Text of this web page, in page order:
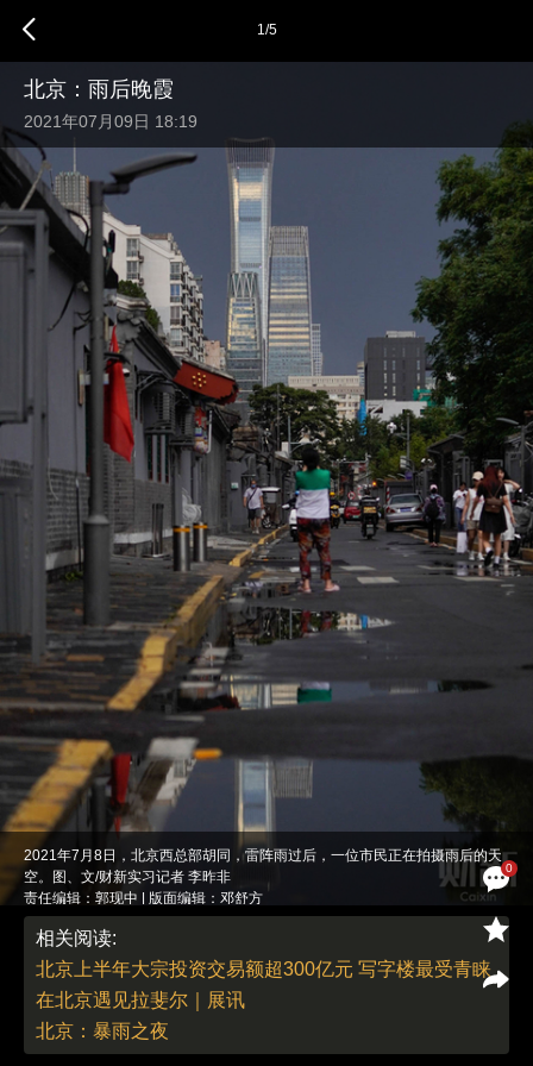
0
1/5
北京：雨后晚霞
2021年07月09日 18:19
2021年7月8日，北京西总部胡同，雷阵雨过后，一位市民正在拍摄雨后的天
空。图、文/财新实习记者 李昨非
责任编辑：郭现中 | 版面编辑：邓舒方
相关阅读:
北京上半年大宗投资交易额超300亿元 写字楼最受青睐
在北京遇见拉斐尔｜展讯
北京：暴雨之夜